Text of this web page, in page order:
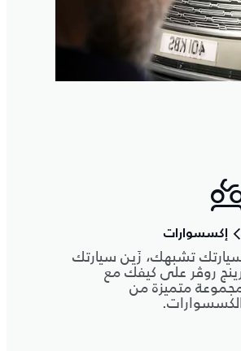
إكسسوارات
تشبهك، زَين سيارتك
روڤر على كيفك مع
متميزة من